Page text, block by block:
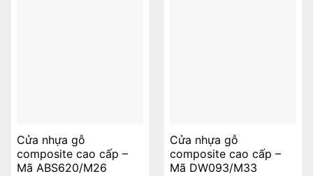
Cửa nhựa gỗ
composite cao cấp –
Mã ABS620/M26
Cửa nhựa gỗ
composite cao cấp –
Mã DW093/M33